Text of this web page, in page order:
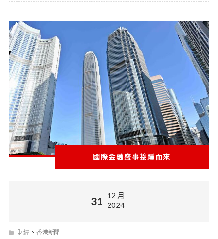
國際金融盛事接踵而來
31
12 月
2024
財經、 香港新聞